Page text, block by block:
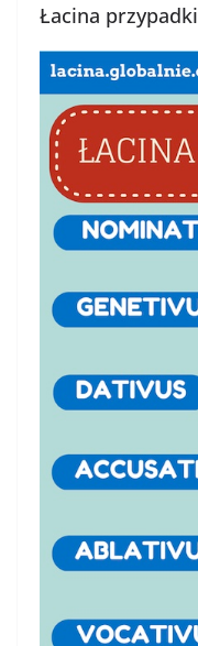
Łacina przypadki